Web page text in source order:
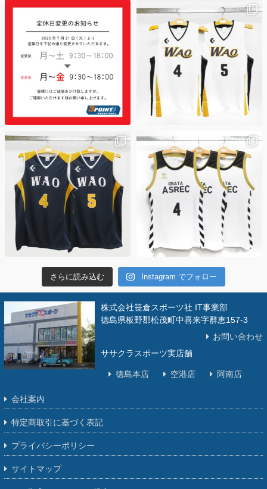
さらに読み込む Instagram でフォロー
株式会社笹倉スポーツ社 IT事業部
徳島県板野郡松茂町中喜来字群恵157-3
お問い合わせ
ササクラスポーツ実店舗
徳島本店 空港店 阿南店
会社案内
特定商取引に基づく表記
プライバシーポリシー
サイトマップ